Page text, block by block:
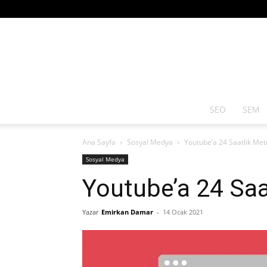
SEO SEM
Ana Sayfa Sosyal Medya Youtube’a 24 Saatlik
Sosyal Medya
Youtube’a 24
Yazar Emirkan Damar - 14 Ocak 2021